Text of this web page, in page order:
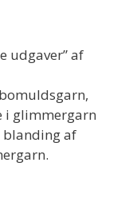
udgaver” af
i glimmergarn
blanding af